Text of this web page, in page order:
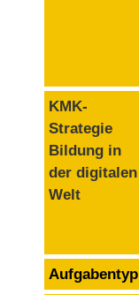
KMK-
Strategie
Bildung in
der digitalen
Welt
Aufgabentyp